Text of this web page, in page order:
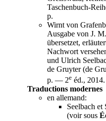
Taschenbuch-
p.
Wirnt von
Ausgabe von J.
übersetzet,
Nachwort
und Ulrich
de Gruyter (de
p. — 2e éd., 2014.
Traductions modernes
en allemand:
Seelbach et
(voir sous